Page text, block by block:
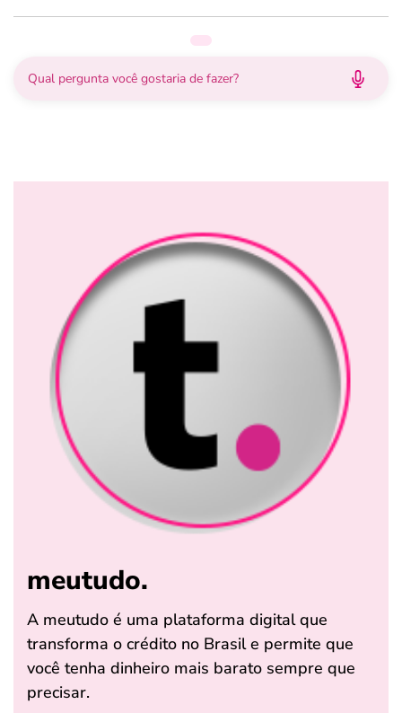
meutudo.
A meutudo é uma plataforma digital que
transforma o crédito no Brasil e permite que
você tenha dinheiro mais barato sempre que
precisar.